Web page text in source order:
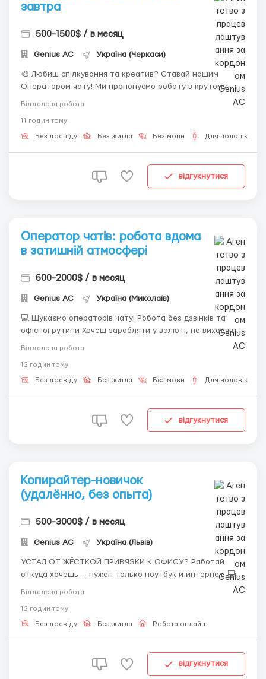
завтра
500-1500$ / в месяц
Genius AС Україна (Черкаси)
🎨 Любиш спілкування та креатив? Ставай нашим
Оператором чату! Ми пропонуємо роботу в крутому
середовищі, де цінують твою особистість. Ніякого
листування. Вимоги до тебе: Мати під рукою ноутбук чи
ПК зі стабільним інтернет...
Віддалена робота
11 годин тому
Без досвіду Без житла Без мови Для чоловіків
відгукнутися
Оператор чатів: робота вдома
в затишній атмосфері
600-2000$ / в месяц
Genius AС Україна (Миколаїв)
💻 Шукаємо операторів чату! Робота без дзвінків та
офісної рутини Хочеш заробляти у валюті, не виходячи з
дому? Ми пропонуємо просту та цікаву роботу —
роботи тобі знадобиться: Власний ноутбук або ПК (це
обов'язкова умова); ...
Віддалена робота
12 годин тому
Без досвіду Без житла Без мови Для чоловіків
відгукнутися
Копирайтер-новичок
(удалённо, без опыта)
500-3000$ / в месяц
Genius AС Україна (Львів)
УСТАЛ ОТ ЖЁСТКОЙ ПРИВЯЗКИ К ОФИСУ? Работай
откуда хочешь — нужен только ноутбук и интернет. 💻
Наша компания работает с соцсетями. Если ты хочешь
заработок не заставит себя ждать! Обучаем, помогаем
влиться в процесс и поддерживаем...
Віддалена робота
12 годин тому
Без досвіду Без житла Робота онлайн
відгукнутися